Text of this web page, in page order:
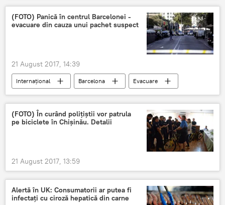
(FOTO) Panică în centrul Barcelonei -
evacuare din cauza unui pachet suspect
21 August 2017, 14:39
Internaţional Barcelona Evacuare
(FOTO) În curând polițiștii vor patrula
pe biciclete în Chișinău. Detalii
21 August 2017, 13:59
Alertă în UK: Consumatorii ar putea fi
infectați cu ciroză hepatică din carne